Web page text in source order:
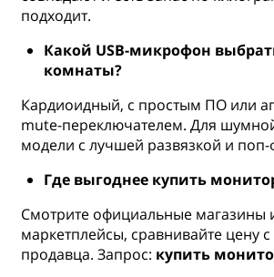
подходит.
Какой USB-микрофон
комнаты?
Кардиоидный, с простым ПО или
mute-переключателем. Для
модели с лучшей развязкой и
Где выгоднее купить
Смотрите официальные магазины
маркетплейсы, сравнивайте цену с
продавца. Запрос: купить